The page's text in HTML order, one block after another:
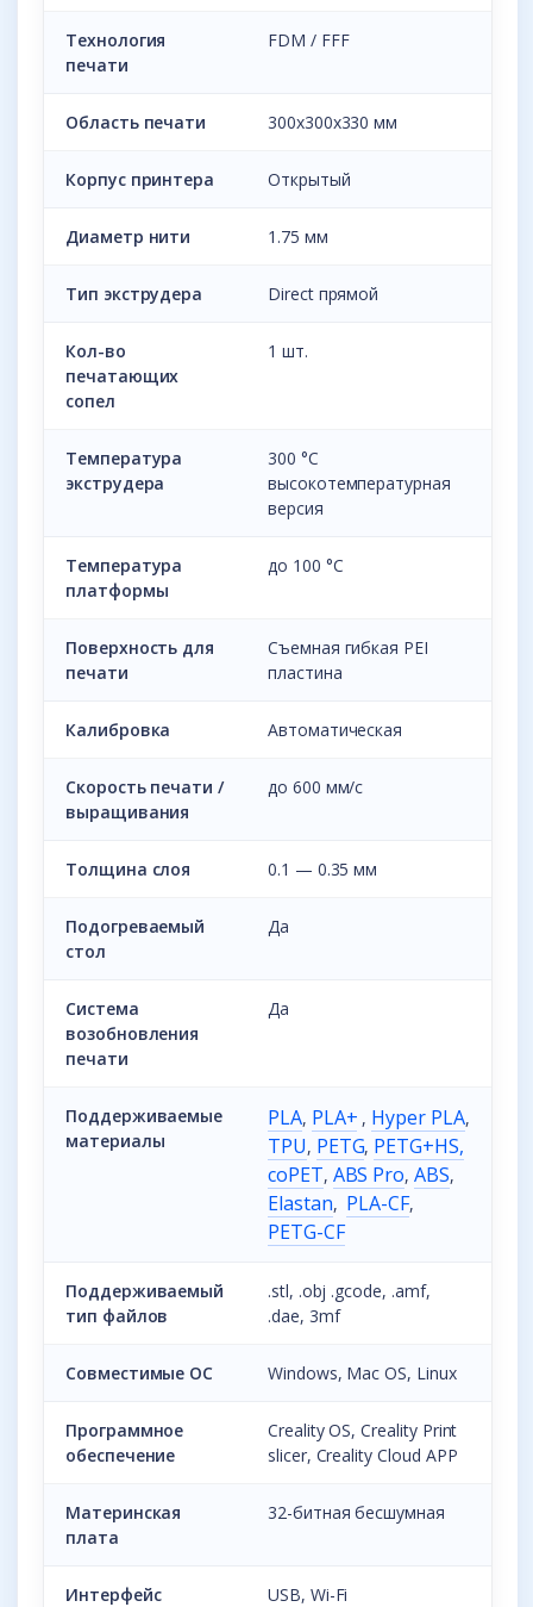
Технология
печати
FDM / FFF
Область печати 300x300x330 мм
Корпус принтера Открытый
Диаметр нити 1.75 мм
Тип экструдера Direct прямой
Кол-во
печатающих
сопел
1 шт.
Температура
экструдера
300 °С
высокотемпературная
версия
Температура
платформы
до 100 °С
Поверхность для
печати
Съемная гибкая PEI
пластина
Калибровка Автоматическая
Скорость печати /
выращивания
до 600 мм/с
Толщина слоя 0.1 — 0.35 мм
Подогреваемый
стол
Да
Система
возобновления
печати
Да
Поддерживаемые
материалы
PLA, PLA+ , Hyper PLA,
TPU, PETG, PETG+HS,
coPET, ABS Pro,ABS,
Elastan, PLA-CF,
PETG-CF
Поддерживаемый
тип файлов
.stl, .obj .gcode, .amf,
.dae, 3mf
Совместимые ОС Windows, Mac OS, Linux
Программное
обеспечение
Creality OS, Creality Print
slicer, Creality Cloud APP
Материнская
плата
32-битная бесшумная
Интерфейс
USB, Wi-Fi